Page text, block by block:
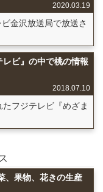
2020.03.19
金沢放送局で放送さ
ビ』の中で桃の情報
2018.07.10
フジテレビ『めざま
、果物、花きの生産